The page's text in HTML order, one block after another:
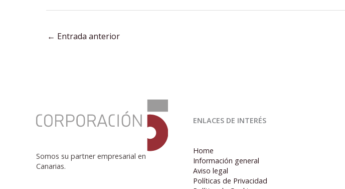
← Entrada anterior
Somos su partner empresarial en
Canarias.
Emprender
en
caos.-
ENLACES DE INTERÉS
Home
Información general
Aviso legal
Políticas de Privacidad